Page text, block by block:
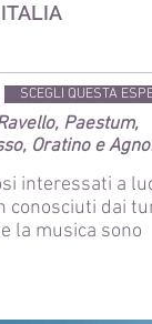
Paestum,
Oratino e
SCEGLI QUESTA
interessati a
conosciuti dai
la musica sono